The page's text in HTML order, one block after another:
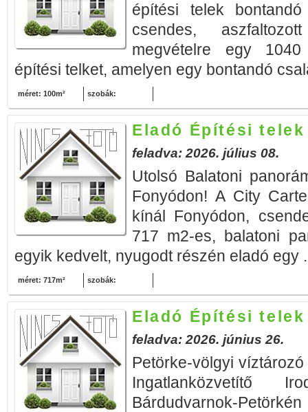
építési telek
csendes,
megvételre egy 1040
építési telket, amelyen egy bontandó
méret: 100m² szobák:
Eladó Építési
feladva: 2026. július 08.
Utolsó Balatoni
Fonyódon! A City
kínál Fonyódon,
717 m2-es, balatoni
egyik kedvelt, nyugodt részén eladó egy
méret: 717m² szobák:
Eladó Építési
feladva: 2026. június 26.
Petörke-völgyi
Ingatlanközvetítő
Bárdudvarnok-